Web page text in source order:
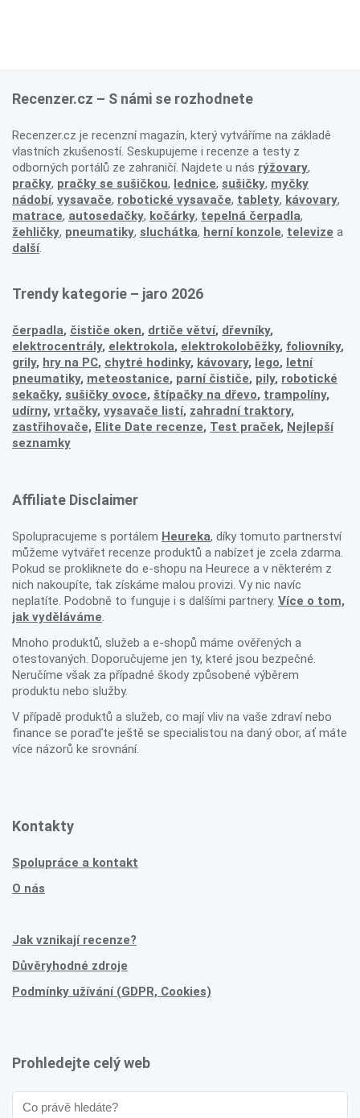
Recenzer.cz – S námi se rozhodnete
Recenzer.cz je recenzní magazín, který vytváříme na základě
vlastních zkušeností. Seskupujeme i recenze a testy z
odborných portálů ze zahraničí. Najdete u nás rýžovary,
pračky, pračky se sušičkou, lednice, sušičky, myčky
nádobí, vysavače, robotické vysavače, tablety, kávovary,
matrace, autosedačky, kočárky, tepelná čerpadla,
žehličky, pneumatiky, sluchátka, herní konzole, televize a
další.
Trendy kategorie – jaro 2026
čerpadla, čističe oken, drtiče větví, dřevníky,
elektrocentrály, elektrokola, elektrokoloběžky, foliovníky,
grily, hry na PC, chytré hodinky, kávovary, lego, letní
pneumatiky, meteostanice, parní čističe, pily, robotické
sekačky, sušičky ovoce, štípačky na dřevo, trampolíny,
udírny, vrtačky, vysavače listí, zahradní traktory,
zastřihovače, Elite Date recenze, Test praček, Nejlepší
seznamky
Affiliate Disclaimer
Spolupracujeme s portálem Heureka, díky tomuto partnerství
můžeme vytvářet recenze produktů a nabízet je zcela zdarma.
Pokud se prokliknete do e-shopu na Heurece a v některém z
nich nakoupíte, tak získáme malou provizi. Vy nic navíc
neplatíte. Podobně to funguje i s dalšími partnery. Více o tom,
jak vyděláváme.
Mnoho produktů, služeb a e-shopů máme ověřených a
otestovaných. Doporučujeme jen ty, které jsou bezpečné.
Neručíme však za případné škody způsobené výběrem
produktu nebo služby.
V případě produktů a služeb, co mají vliv na vaše zdraví nebo
finance se poraďte ještě se specialistou na daný obor, ať máte
více názorů ke srovnání.
Kontakty
Spolupráce a kontakt
O nás
Jak vznikají recenze?
Důvěryhodné zdroje
Podmínky užívání (GDPR, Cookies)
Prohledejte celý web